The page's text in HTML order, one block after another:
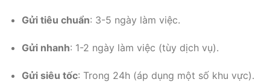
Gửi tiêu chuẩn: 3-5 ngày làm việc.
Gửi nhanh: 1-2 ngày làm việc (tùy dịch vụ).
Gửi siêu tốc: Trong 24h (áp dụng một số khu vực).